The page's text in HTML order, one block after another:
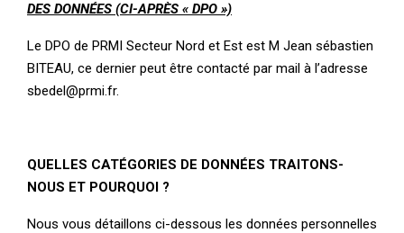
DES DONNÉES (CI-APRÈS « DPO »)
Le DPO de PRMI Secteur Nord et Est est M Jean sébastien
BITEAU, ce dernier peut être contacté par mail à l’adresse
sbedel@prmi.fr.
QUELLES CATÉGORIES DE DONNÉES TRAITONS-
NOUS ET POURQUOI ?
Nous vous détaillons ci-dessous les données personnelles